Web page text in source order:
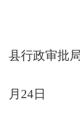
县行政审批
月 24日